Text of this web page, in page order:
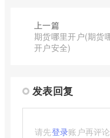
上一篇
期货哪里开户(期货
开户安全)
发表回复
请先登录账户再评